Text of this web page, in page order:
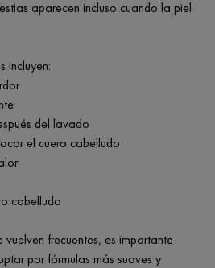
aparecen incluso cuando la piel
incluyen:
del lavado
el cuero cabelludo
cabelludo
frecuentes, es importante
por fórmulas más suaves y